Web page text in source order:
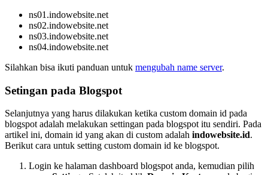
ns01.indowebsite.net
ns02.indowebsite.net
ns03.indowebsite.net
ns04.indowebsite.net
Silahkan bisa ikuti panduan untuk mengubah name server.
Setingan pada Blogspot
Selanjutnya yang harus dilakukan ketika custom domain id pada
blogspot adalah melakukan settingan pada blogspot itu sendiri. Pada
artikel ini, domain id yang akan di custom adalah indowebsite.id.
Berikut cara untuk setting custom domain id ke blogspot.
Login ke halaman dashboard blogspot anda, kemudian pilih